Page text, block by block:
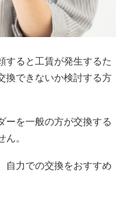
すると工賃が発生するた
換できないか検討する方
ーを一般の方が交換する
。
自力での交換をおすすめ